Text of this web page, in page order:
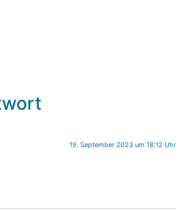
19. September 2023 um 18:12 Uhr